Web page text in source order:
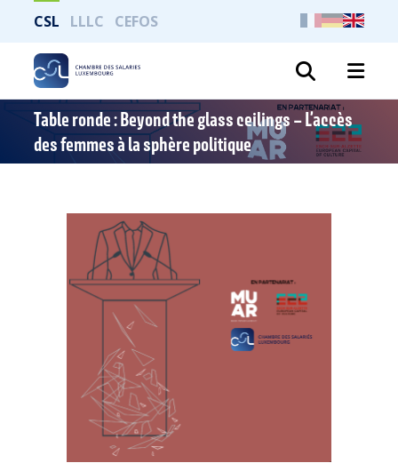
CSL LLLC CEFOS
Table ronde : Beyond the glass ceilings – L’accès
des femmes à la sphère politique